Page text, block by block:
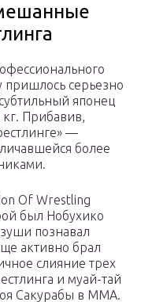
пришлось серьезно
японец
Прибавив,
—
более
Of Wrestling
был Нобухико
познавал
активно брал
слияние трех
и муай-тай
Сакурабы в ММА.